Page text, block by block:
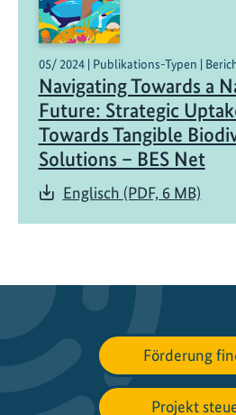
05/ 2024 | Publikations-Typen |
Navigating Towards a
Future: Strategic
Towards Tangible
Solutions – BES Net
Englisch (PDF, 6 MB)
Förderung
Projekt